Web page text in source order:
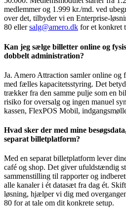
medlemmer og 1.999 kr./md. ved
over det, tilbyder vi en Enterprise-
80 ellersalg@amero.dk for et konkret
Kan jeg sælge billetter online og
dobbelt administration?
Ja. Amero Attraction samler online
med fælles kapacitetsstyring. Det
trækker fra den samme pulje som en
risiko for oversalg og ingen manuel
kassen, FlexPOS Mobil,
Hvad sker der med mine
separat billetplatform?
Med en separat billetplatform lever
café og shop. Det giver ufuldstændig
sammenstilling til rapporter og
alle kanaler i ét datasæt fra dag ét.
løsning, hjælper vi dig med
80 for at tale om dit konkrete setup.